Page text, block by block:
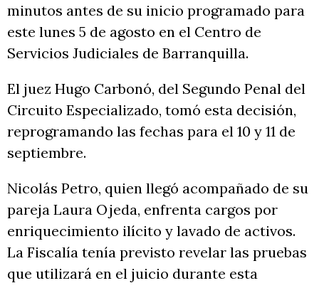
minutos antes de su inicio programado para
este lunes 5 de agosto en el Centro de
Servicios Judiciales de Barranquilla.
El juez Hugo Carbonó, del Segundo Penal del
Circuito Especializado, tomó esta decisión,
reprogramando las fechas para el 10 y 11 de
septiembre.
Nicolás Petro, quien llegó acompañado de su
pareja Laura Ojeda, enfrenta cargos por
enriquecimiento ilícito y lavado de activos.
La Fiscalía tenía previsto revelar las pruebas
que utilizará en el juicio durante esta